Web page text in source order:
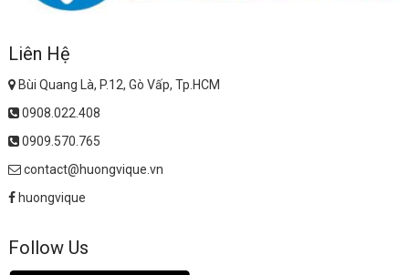
Liên Hệ
Bùi Quang Là, P.12, Gò Vấp, Tp.HCM
0908.022.408
0909.570.765
contact@huongvique.vn
huongvique
Follow Us